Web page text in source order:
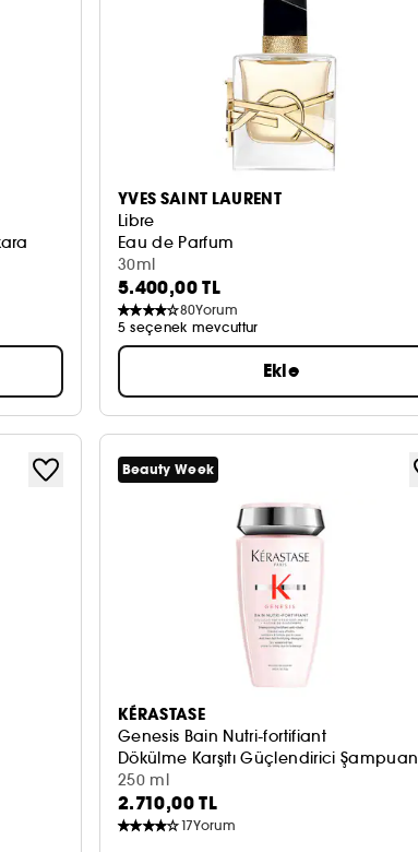
YVES SAINT LAURENT
Libre
Eau de Parfum
30ml
5.400,00 TL
80Yorum
5 seçenek mevcuttur
Ekle
Beauty Week
KÉRASTASE
Genesis Bain Nutri-fortifiant
Dökülme Karşıtı Güçlendirici Şampuan
250 ml
2.710,00 TL
17Yorum